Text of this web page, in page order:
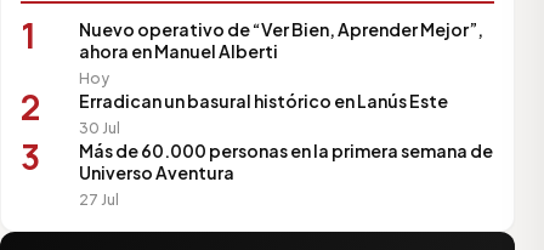
1
Nuevo operativo de “Ver Bien, Aprender Mejor”,
ahora en Manuel Alberti
Hoy
2 Erradican un basural histórico en Lanús Este
30 Jul
3
Más de 60.000 personas en la primera semana de
Universo Aventura
27 Jul